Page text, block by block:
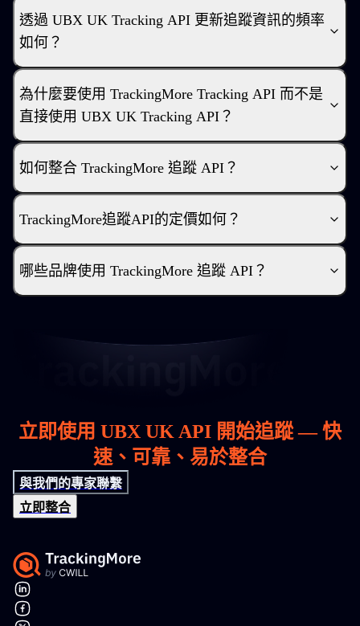
透過 UBX UK Tracking API 更新追蹤資訊的頻率
如何？
為什麼要使用 TrackingMore Tracking API 而不是
直接使用 UBX UK Tracking API？
如何整合 TrackingMore 追蹤 API？
TrackingMore追蹤API的定價如何？
哪些品牌使用 TrackingMore 追蹤 API？
立即使用 UBX UK API 開始追蹤 — 快
速、可靠、易於整合
與我們的專家聯繫
立即整合